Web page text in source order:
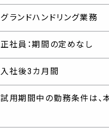
グランドハンドリング業務
正社員：期間の定めなし
入社後3カ月間
試用期間中の勤務条件は、